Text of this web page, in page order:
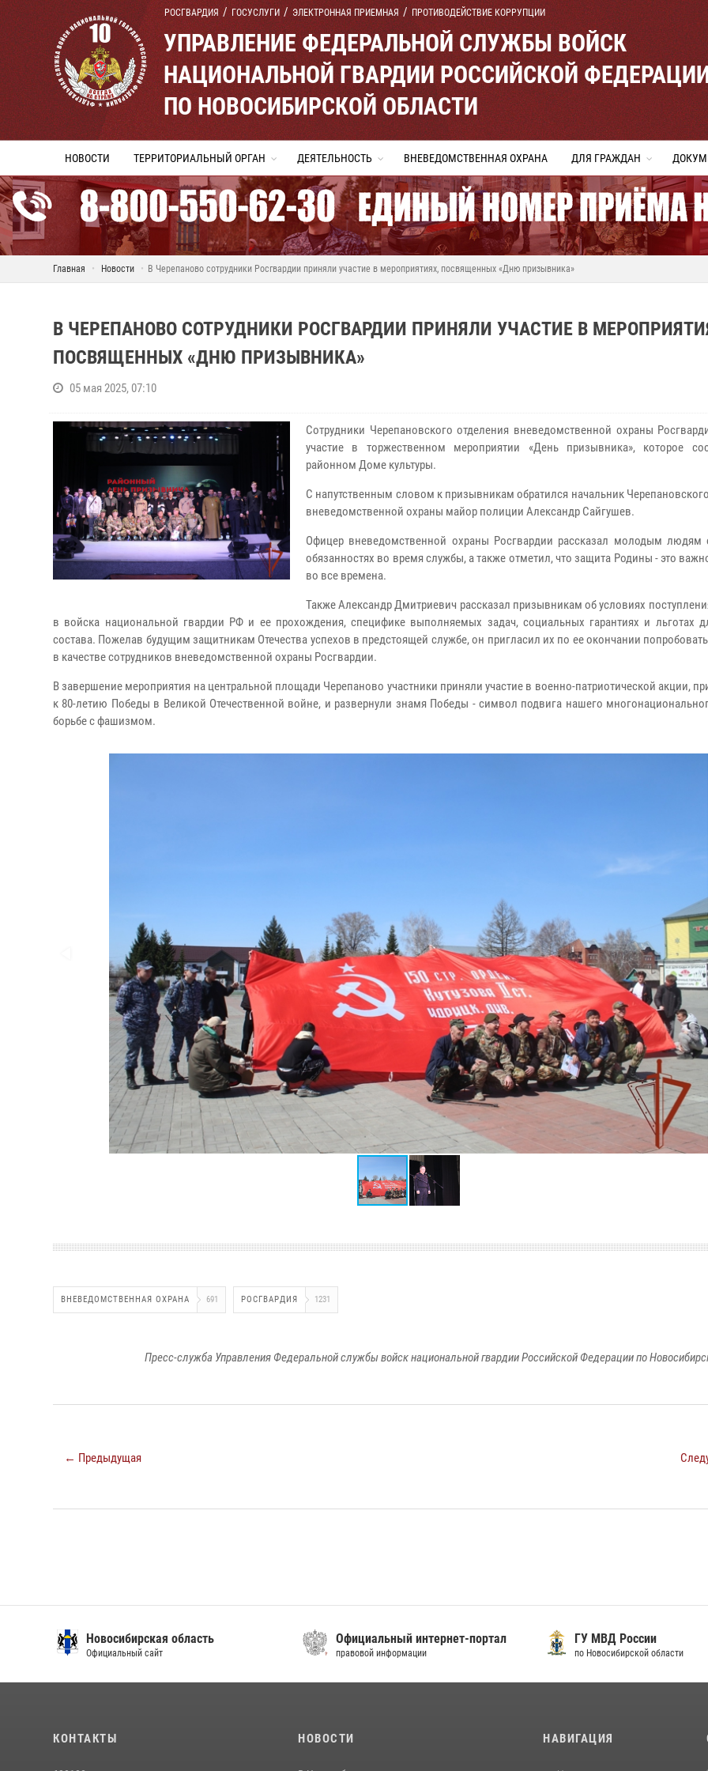
РОСГВАРДИЯ ГОСУСЛУГИ ЭЛЕКТРОННАЯ ПРИЕМНАЯ ПРОТИВОДЕЙСТВИЕ КОРРУПЦИИ
УПРАВЛЕНИЕ ФЕДЕРАЛЬНОЙ СЛУЖБЫ ВОЙСК
НАЦИОНАЛЬНОЙ ГВАРДИИ РОССИЙСКОЙ
ПО НОВОСИБИРСКОЙ ОБЛАСТИ
НОВОСТИ ТЕРРИТОРИАЛЬНЫЙ ОРГАН ДЕЯТЕЛЬНОСТЬ ВНЕВЕДОМСТВЕННАЯ ОХРАНА ДЛЯ ГРАЖДАН
Главная Новости В Черепаново сотрудники Росгвардии приняли участие в мероприятиях, посвященных «Дню призывника»
В ЧЕРЕПАНОВО СОТРУДНИКИ РОСГВАРДИИ ПРИНЯЛИ УЧАСТИЕ В
ПОСВЯЩЕННЫХ «ДНЮ ПРИЗЫВНИКА»
05 мая 2025, 07:10
Сотрудники Черепановского отделения вневедомственной охраны
участие в торжественном мероприятии «День призывника», которое
районном Доме культуры.
С напутственным словом к призывникам обратился начальник
вневедомственной охраны майор полиции Александр Сайгушев.
Офицер вневедомственной охраны Росгвардии рассказал молодым людям
обязанностях во время службы, а также отметил, что защита Родины - это
во все времена.
Также Александр Дмитриевич рассказал призывникам об условиях
в войска национальной гвардии РФ и ее прохождения, специфике выполняемых задач, социальных гарантиях и льготах
состава. Пожелав будущим защитникам Отечества успехов в предстоящей службе, он пригласил их по ее окончании
в качестве сотрудников вневедомственной охраны Росгвардии.
В завершение мероприятия на центральной площади Черепаново участники приняли участие в военно-патриотической акции,
к 80-летию Победы в Великой Отечественной войне, и развернули знамя Победы - символ подвига нашего
борьбе с фашизмом.
ВНЕВЕДОМСТВЕННАЯ ОХРАНА 691 РОСГВАРДИЯ 1231
Пресс-служба Управления Федеральной службы войск национальной гвардии Российской Федерации по
← Предыдущая
Новосибирская область
Официальный сайт
Официальный интернет-портал
правовой информации
ГУ МВД России
по Новосибирской области
КОНТАКТЫ НОВОСТИ НАВИГАЦИЯ